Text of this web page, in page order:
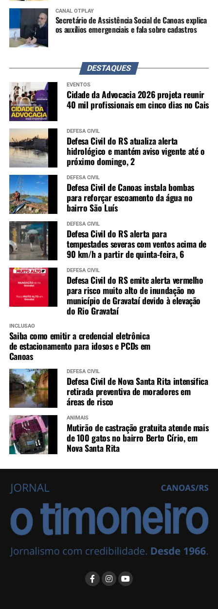
CANAL OTPLAY
Secretário de Assistência Social de Canoas explica
os auxílios emergenciais e fala sobre cadastros
DESTAQUES
EVENTOS
Cidade da Advocacia 2026 projeta reunir
40 mil profissionais em cinco dias no Cais
DEFESA CIVIL
Defesa Civil do RS atualiza alerta
hidrológico e mantém aviso vigente até o
próximo domingo, 2
DEFESA CIVIL
Defesa Civil de Canoas instala bombas
para reforçar escoamento da água no
bairro São Luís
DEFESA CIVIL
Defesa Civil do RS alerta para
tempestades severas com ventos acima de
90 km/h a partir de quinta-feira, 6
DEFESA CIVIL
Defesa Civil do RS emite alerta vermelho
para risco muito alto de inundação no
município de Gravataí devido à elevação
do Rio Gravataí
INCLUSÃO
Saiba como emitir a credencial eletrônica
de estacionamento para idosos e PCDs em
Canoas
DEFESA CIVIL
Defesa Civil de Nova Santa Rita intensifica
retirada preventiva de moradores em
áreas de risco
ANIMAIS
Mutirão de castração gratuita atende mais
de 100 gatos no bairro Berto Círio, em
Nova Santa Rita